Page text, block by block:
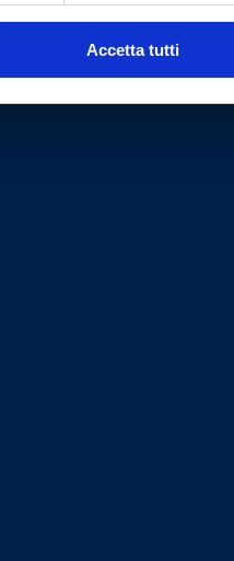
Accetta tutti